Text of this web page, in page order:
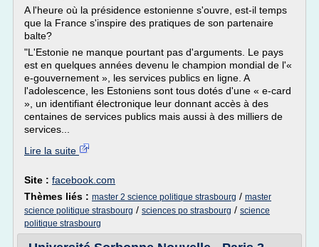
A l'heure où la présidence estonienne s'ouvre, est-il temps
que la France s'inspire des pratiques de son partenaire
balte?
"L'Estonie ne manque pourtant pas d'arguments. Le pays
est en quelques années devenu le champion mondial de l'«
e-gouvernement », les services publics en ligne. A
l'adolescence, les Estoniens sont tous dotés d'une « e-card
», un identifiant électronique leur donnant accès à des
centaines de services publics mais aussi à des milliers de
services...
Lire la suite
Site : facebook.com
Thèmes liés : master 2 science politique strasbourg / master
science politique strasbourg / sciences po strasbourg / science
politique strasbourg